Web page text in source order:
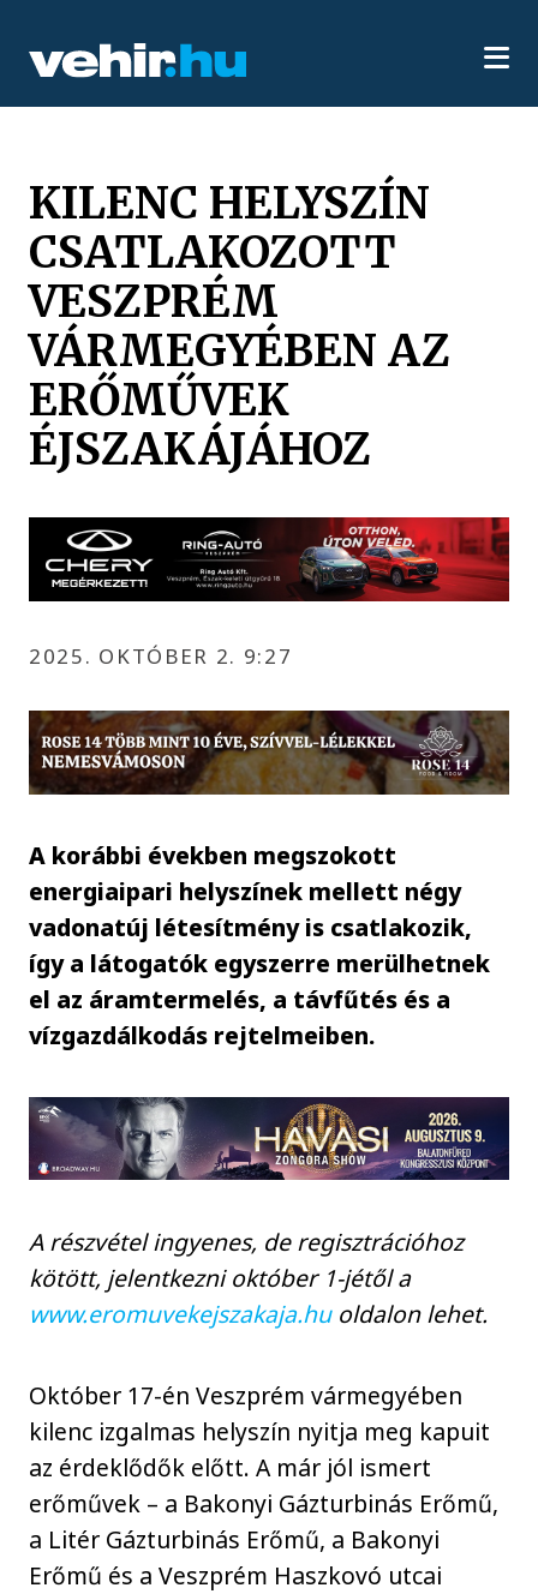
KILENC HELYSZÍN
CSATLAKOZOTT
VESZPRÉM
VÁRMEGYÉBEN AZ
ERŐMŰVEK
ÉJSZAKÁJÁHOZ
2025. OKTÓBER 2. 9:27
A korábbi években megszokott
energiaipari helyszínek mellett négy
vadonatúj létesítmény is csatlakozik,
így a látogatók egyszerre merülhetnek
el az áramtermelés, a távfűtés és a
vízgazdálkodás rejtelmeiben.
A részvétel ingyenes, de regisztrációhoz
kötött, jelentkezni október 1-jétől a
www.eromuvekejszakaja.huoldalon lehet.
Október 17-én Veszprém vármegyében
kilenc izgalmas helyszín nyitja meg kapuit
az érdeklődők előtt. A már jól ismert
erőművek – a Bakonyi Gázturbinás Erőmű,
a Litér Gázturbinás Erőmű, a Bakonyi
Erőmű és a Veszprém Haszkovó utcai